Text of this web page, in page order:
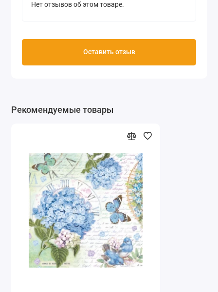
Нет отзывов об этом товаре.
Оставить отзыв
Рекомендуемые товары